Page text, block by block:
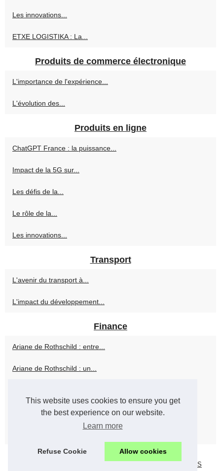
This website uses cookies to ensure you get
the best experience on our website.
Learn more
Refuse Cookie Allow cookies
Les innovations...
ETXE LOGISTIKA : La...
Produits de commerce électronique
L'importance de l'expérience...
L'évolution des...
Produits en ligne
ChatGPT France : la puissance...
Impact de la 5G sur...
Les défis de la...
Le rôle de la...
Les innovations...
Transport
L'avenir du transport à...
L'impact du développement...
Finance
Ariane de Rothschild : entre...
Ariane de Rothschild : un...
Ariane de Rothschild :...
RSS